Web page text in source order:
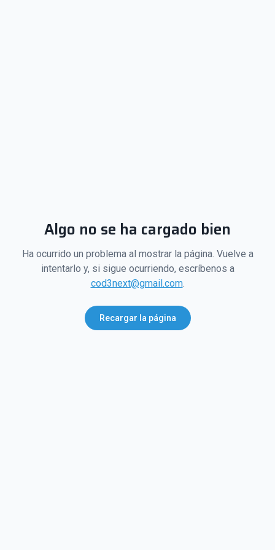
Algo no se ha cargado bien
Ha ocurrido un problema al mostrar la página. Vuelve a
intentarlo y, si sigue ocurriendo, escríbenos a
cod3next@gmail.com.
Recargar la página